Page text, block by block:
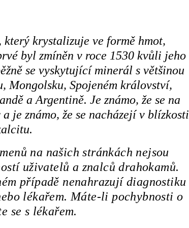
krystalizuje ve formě hmot,
byl zmíněn v roce 1530 kvůli jeho
se vyskytující minerál s většinou
Mongolsku, Spojeném království,
a Argentině. Je známo, že se na
je známo, že se nacházejí v blízkosti
na našich stránkách nejsou
uživatelů a znalců drahokamů.
případě nenahrazují diagnostiku
lékařem. Máte-li pochybnosti o
se s lékařem.